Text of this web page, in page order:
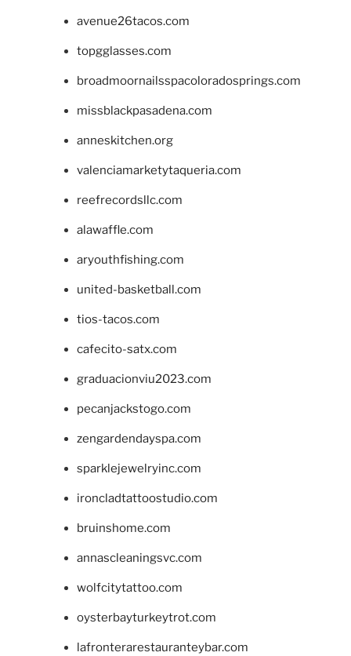
avenue26tacos.com
topgglasses.com
broadmoornailsspacoloradosprings.com
missblackpasadena.com
anneskitchen.org
valenciamarketytaqueria.com
reefrecordsllc.com
alawaffle.com
aryouthfishing.com
united-basketball.com
tios-tacos.com
cafecito-satx.com
graduacionviu2023.com
pecanjackstogo.com
zengardendayspa.com
sparklejewelryinc.com
ironcladtattoostudio.com
bruinshome.com
annascleaningsvc.com
wolfcitytattoo.com
oysterbayturkeytrot.com
lafronterarestauranteybar.com